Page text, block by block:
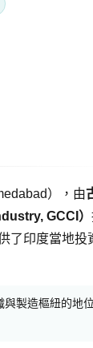
），由
GCCI）
了印度當地投
製造樞紐的地位